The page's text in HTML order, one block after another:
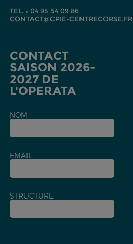
TEL. : 04 95 54 09 86
CONTACT@CPIE-CENTRECORSE.FR
CONTACT
SAISON 2026-
2027 DE
L'OPERATA
NOM
EMAIL
STRUCTURE